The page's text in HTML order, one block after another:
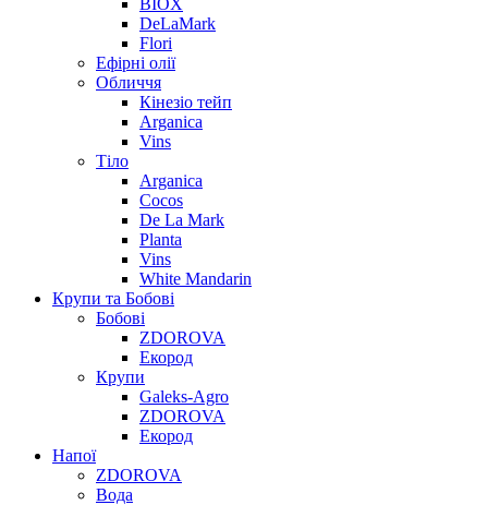
BIOX
DeLaMark
Flori
Ефірні олії
Обличчя
Кінезіо тейп
Arganica
Vins
Тіло
Arganica
Cocos
De La Mark
Planta
Vins
White Mandarin
Крупи та Бобові
Бобові
ZDOROVA
Екород
Крупи
Galeks-Agro
ZDOROVA
Екород
Напої
ZDOROVA
Вода